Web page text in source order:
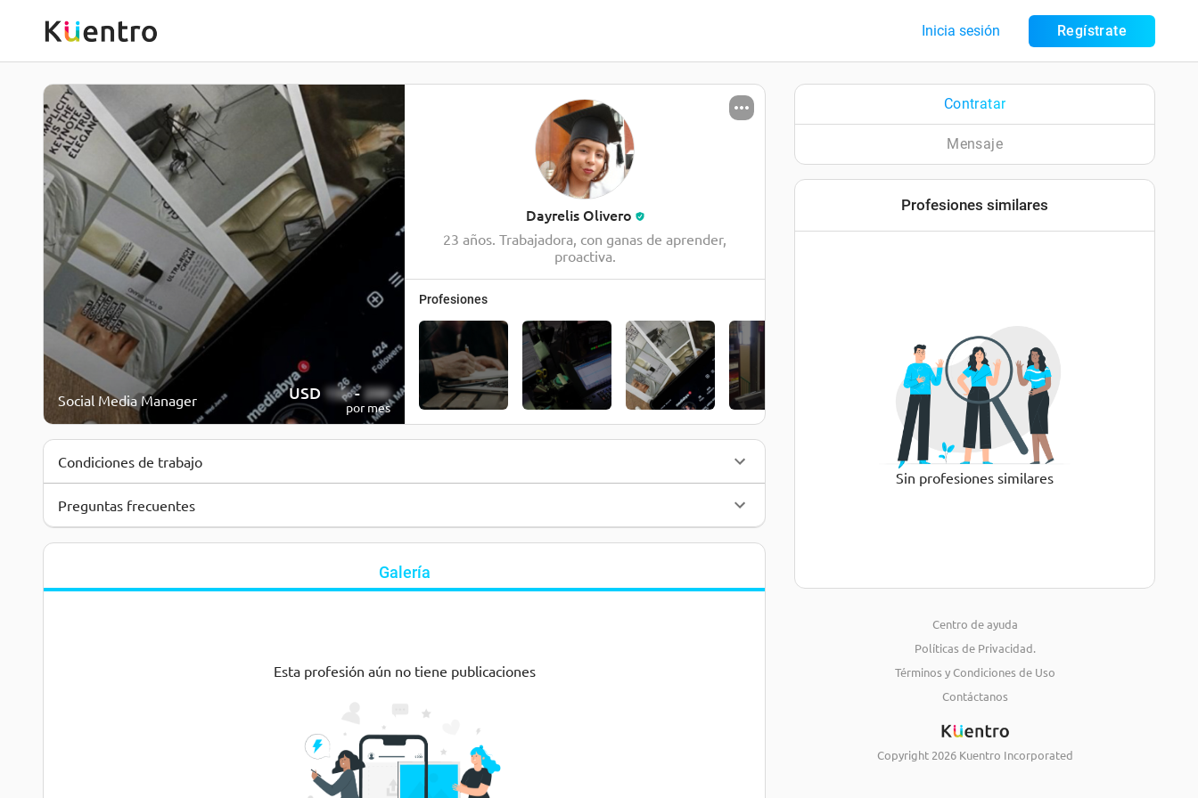
Inicia sesión Regístrate
Social Media Manager USD 150-200
por mes
Dayrelis Olivero
23 años. Trabajadora, con ganas de aprender,
proactiva.
Profesiones
Condiciones de trabajo
Preguntas frecuentes
Galería
Esta profesión aún no tiene publicaciones
Contratar
Mensaje
Profesiones similares
Sin profesiones similares
Centro de ayuda
Políticas de Privacidad.
Términos y Condiciones de Uso
Contáctanos
Copyright 2026 Kuentro Incorporated